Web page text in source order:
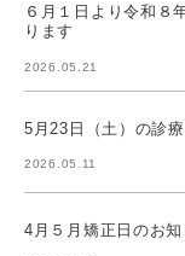
６月１日より令和８
ります
2026.05.21
5月23日（土）の診
2026.05.11
4月５月矯正日のお